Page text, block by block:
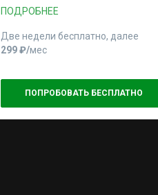
ПОДРОБНЕЕ
Две недели бесплатно, далее
299 ₽⁠/⁠мес
ПОПРОБОВАТЬ БЕСПЛАТНО